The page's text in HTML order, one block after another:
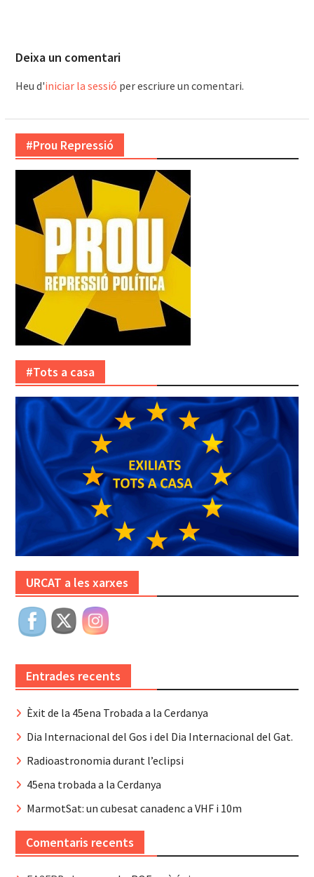
Deixa un comentari
Heu d'iniciar la sessió per escriure un comentari.
#Prou Repressió
#Tots a casa
URCAT a les xarxes
Entrades recents
Èxit de la 45ena Trobada a la Cerdanya
Dia Internacional del Gos i del Dia Internacional del Gat.
Radioastronomia durant l’eclipsi
45ena trobada a la Cerdanya
MarmotSat: un cubesat canadenc a VHF i 10m
Comentaris recents